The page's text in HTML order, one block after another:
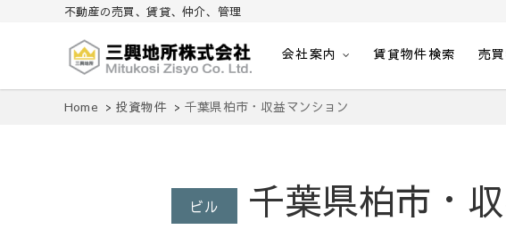
不動産の売買、賃貸、仲介、管理
三興地所株式会社
不動産の売買、賃貸、仲介、管理
会社案内 賃貸物件検索 売
Home 投資物件 千葉県柏市・収益マンション
ビル 千葉県柏市・